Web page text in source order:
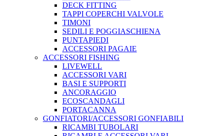
DECK FITTING
TAPPI COPERCHI VALVOLE
TIMONI
SEDILI E POGGIASCHIENA
PUNTAPIEDI
ACCESSORI PAGAIE
ACCESSORI FISHING
LIVEWELL
ACCESSORI VARI
BASI E SUPPORTI
ANCORAGGIO
ECOSCANDAGLI
PORTACANNA
GONFIATORI/ACCESSORI GONFIABILI
RICAMBI TUBOLARI